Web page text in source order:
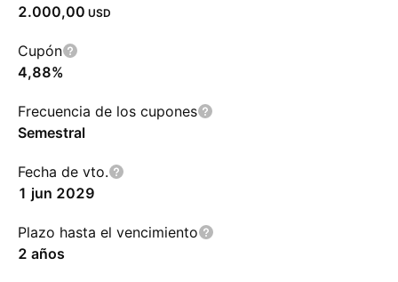
2.000,00 USD
Cupón
4,88%
Frecuencia de los cupones
Semestral
Fecha de vto.
1 jun 2029
Plazo hasta el vencimiento
2 años